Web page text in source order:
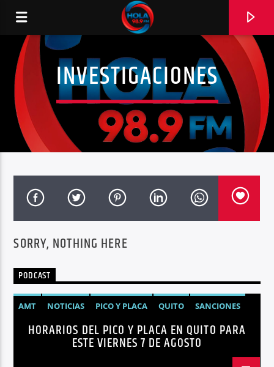
RADIO HOLA
Radio hola
INVESTIGACIONES
SORRY, NOTHING HERE
PODCAST
AMT NOTICIAS PICO Y PLACA QUITO SANCIONES
HORARIOS DEL PICO Y PLACA EN QUITO PARA
ESTE VIERNES 7 DE AGOSTO